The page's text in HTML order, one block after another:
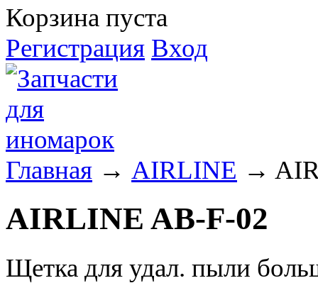
Корзина пуста
Регистрация Вход
Главная → AIRLINE →
AIRLINE AB-F-02
Щетка для удал. пыли